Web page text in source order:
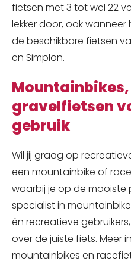
fietsen met 3 tot wel 22
lekker door, ook wanneer
de beschikbare fietsen
en Simplon.
gravelfietsen
gebruik
Wil jij graag op
een mountainbike of
waarbij je op de mooiste
specialist in
én recreatieve
over de juiste fiets. Meer
mountainbikes en